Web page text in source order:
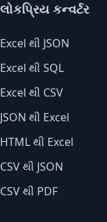
લોકપ્રિય કન્વર્ટર
Excel થી JSON
Excel થી SQL
Excel થી CSV
JSON થી Excel
HTML થી Excel
CSV થી JSON
CSV થી PDF